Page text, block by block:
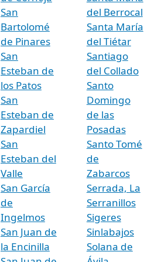
San
Bartolomé
de Pinares
San
Esteban de
los Patos
San
Esteban de
Zapardiel
San
Esteban del
Valle
San García
de
Ingelmos
San Juan de
la Encinilla
del Berrocal
Santa María
del Tiétar
Santiago
del Collado
Santo
Domingo
de las
Posadas
Santo Tomé
de
Zabarcos
Serrada, La
Serranillos
Sigeres
Sinlabajos
Solana de